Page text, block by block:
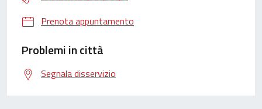
Prenota appuntamento
Problemi in città
Segnala disservizio